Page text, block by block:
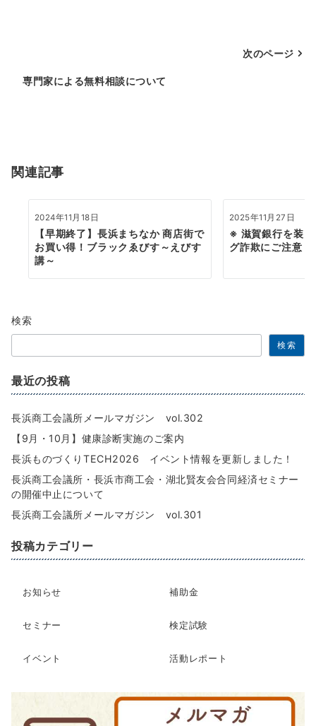
ゲ
ン
次のページ
専門家による無料相談について
関連記事
2024年11月18日
【早期終了】長浜まちなか 商店街で
お買い得！ブラックゑびす～えびす
講～
2025年11月27日
※ 滋賀銀行を装
グ詐欺にご注意
検索
検索
最近の投稿
長浜商工会議所メールマガジン vol.302
【9月・10月】健康診断実施のご案内
長浜ものづくりTECH2026 イベント情報を更新しました！
長浜商工会議所・長浜市商工会・湖北賢友会合同経済セミナー
の開催中止について
長浜商工会議所メールマガジン vol.301
投稿カテゴリー
お知らせ 補助金
セミナー 検定試験
イベント 活動レポート